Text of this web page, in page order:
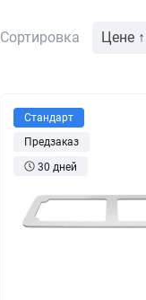
Одежда и обувь
Сортировка Цене ↑
Стандарт
Предзаказ
30 дней